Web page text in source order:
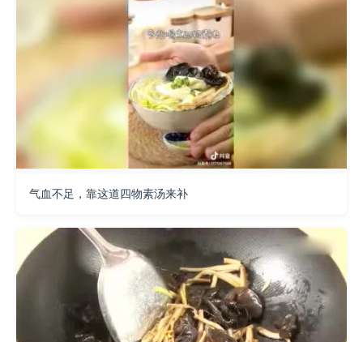
气血不足，靠这道四物素汤来补